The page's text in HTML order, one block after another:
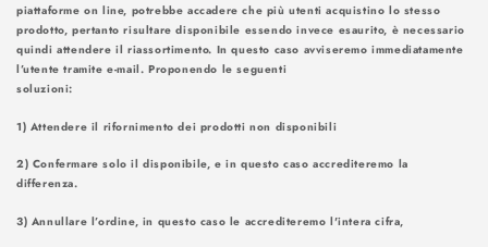
piattaforme on line, potrebbe accadere che più utenti acquistino lo stesso
prodotto, pertanto risultare disponibile essendo invece esaurito, è necessario
quindi attendere il riassortimento. In questo caso avviseremo immediatamente
l’utente tramite e-mail. Proponendo le seguenti
1) Attendere il rifornimento dei prodotti non disponibili
2) Confermare solo il disponibile, e in questo caso accrediteremo la
differenza.
3) Annullare l’ordine, in questo caso le accrediteremo l'intera cifra,